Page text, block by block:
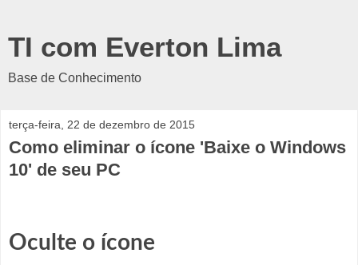
TI com Everton Lima
Base de Conhecimento
terça-feira, 22 de dezembro de 2015
Como eliminar o ícone 'Baixe o Windows
10' de seu PC
Oculte o ícone